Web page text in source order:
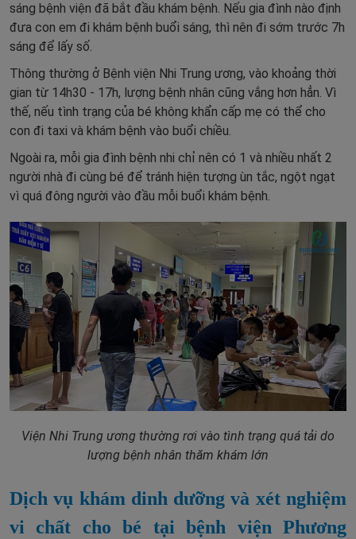
sáng bệnh viện đã bắt đầu khám bệnh. Nếu gia đình nào định
đưa con em đi khám bệnh buổi sáng, thì nên đi sớm trước 7h
sáng để lấy số.
Thông thường ở Bệnh viện Nhi Trung ương, vào khoảng thời
gian từ 14h30 - 17h, lượng bệnh nhân cũng vắng hơn hẳn. Vì
thế, nếu tình trạng của bé không khẩn cấp mẹ có thể cho
con đi taxi và khám bệnh vào buổi chiều.
Ngoài ra, mỗi gia đình bệnh nhi chỉ nên có 1 và nhiều nhất 2
người nhà đi cùng bé để tránh hiện tượng ùn tắc, ngột ngạt
vì quá đông người vào đầu mỗi buổi khám bệnh.
Viện Nhi Trung ương thường rơi vào tình trạng quá tải do
lượng bệnh nhân thăm khám lớn
Dịch vụ khám dinh dưỡng và xét nghiệm
vi chất cho bé tại bệnh viện Phương